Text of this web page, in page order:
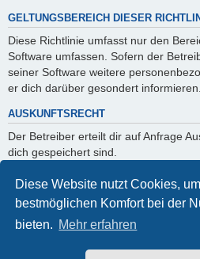
Diese Website nutzt Cookies,
bestmöglichen Komfort bei der
bieten. Mehr erfahren
GELTUNGSBEREICH DIESER
Diese Richtlinie umfasst nur den
Software umfassen. Sofern der
seiner Software weitere
er dich darüber gesondert informieren.
AUSKUNFTSRECHT
Der Betreiber erteilt dir auf Anfrage
dich gespeichert sind.
Du kannst jederzeit die Löschung
verlangen. Kontaktiere hierzu bitte